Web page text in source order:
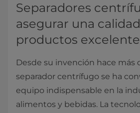
Separadores
asegurar una
productos excelente
Desde su invención hace más
separador centrífugo se ha
equipo indispensable en la
alimentos y bebidas. La